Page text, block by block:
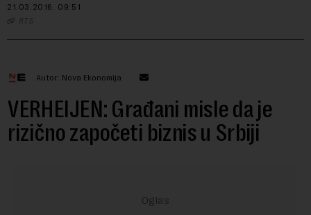
21.03.2016. 09:51
RTS
Autor: Nova Ekonomija
VERHEIJEN: Građani misle da je
rizično započeti biznis u Srbiji